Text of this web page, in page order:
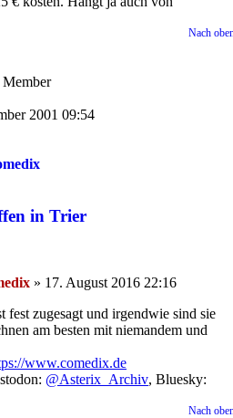
Nach
2001 09:54
in Trier
» 17. August 2016 22:16
fest zugesagt und irgendwie sind sie
am besten mit niemandem und
www.comedix.de
@Asterix_Archiv, Bluesky:
Nach